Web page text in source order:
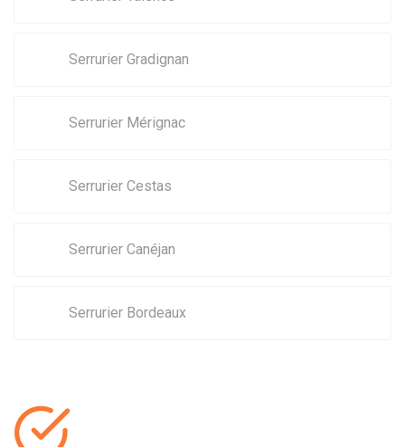
Serrurier Gradignan
Serrurier Mérignac
Serrurier Cestas
Serrurier Canéjan
Serrurier Bordeaux